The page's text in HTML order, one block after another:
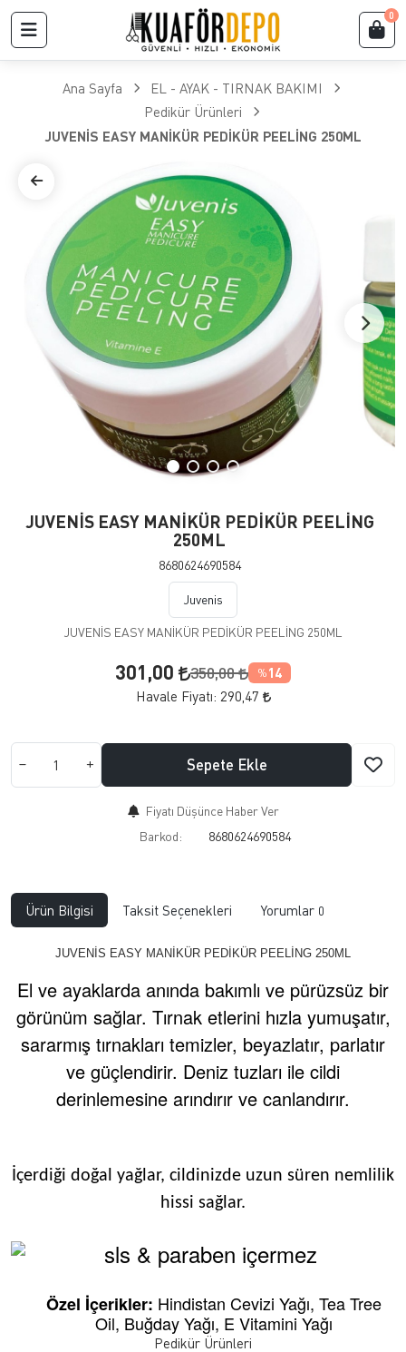
0
Ana Sayfa
EL - AYAK - TIRNAK BAKIMI
Pedikür Ürünleri
JUVENİS EASY MANİKÜR PEDİKÜR PEELİNG 250ML
JUVENİS EASY MANİKÜR PEDİKÜR PEELİNG
250ML
8680624690584
Juvenis
JUVENİS EASY MANİKÜR PEDİKÜR PEELİNG 250ML
301,00 350,00 % 14
Havale Fiyatı: 290,47
Sepete Ekle
Fiyatı Düşünce Haber Ver
Barkod:
8680624690584
Ürün Bilgisi Taksit Seçenekleri Yorumlar 0
JUVENİS EASY MANİKÜR PEDİKÜR PEELİNG 250ML
El ve ayaklarda anında bakımlı ve pürüzsüz bir
görünüm sağlar. Tırnak etlerini hızla yumuşatır,
sararmış tırnakları temizler, beyazlatır, parlatır
ve güçlendirir. Deniz tuzları ile cildi
derinlemesine arındırır ve canlandırır.
İçerdiği doğal yağlar, cildinizde uzun süren nemlilik
hissi sağlar.
Özel İçerikler: Hindistan Cevizi Yağı, Tea Tree
Oil, Buğday Yağı, E Vitamini Yağı
Pedikür Ürünleri